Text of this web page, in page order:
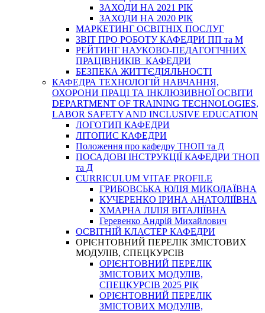
ЗАХОДИ НА 2021 РІК
ЗАХОДИ НА 2020 РІК
МАРКЕТИНГ ОСВІТНІХ ПОСЛУГ
3BIT ПРО РОБОТУ КАФЕДРИ ПП та М
РЕЙТИНГ НАУКОВО-ПЕДАГОГІЧНИХ
ПРАЦІВНИКІВ КАФЕДРИ
БЕЗПЕКА ЖИТТЄДІЯЛЬНОСТІ
КАФЕДРА ТЕХНОЛОГІЙ НАВЧАННЯ,
ОХОРОНИ ПРАЦІ ТА ІНКЛЮЗИВНОЇ ОСВІТИ
DEPARTMENT OF TRAINING TECHNOLOGIES,
LABOR SAFETY AND INCLUSIVE EDUCATION
ЛОГОТИП КАФЕДРИ
ЛІТОПИС КАФЕДРИ
Положення про кафедру ТНОП та Д
ПОСАДОВІ ІНСТРУКЦІЇ КАФЕДРИ ТНОП
та Д
CURRICULUM VITAE PROFILE
ГРИБОВСЬКА ЮЛІЯ МИКОЛАЇВНА
КУЧЕРЕНКО ІРИНА АНАТОЛІЇВНА
ХМАРНА ЛІЛІЯ ВІТАЛІЇВНА
Геревенко Андрій Михайлович
ОСВІТНІЙ КЛАСТЕР КАФЕДРИ
ОРІЄНТОВНИЙ ПЕРЕЛІК ЗМІСТОВИХ
МОДУЛІВ, СПЕЦКУРСІВ
ОРІЄНТОВНИЙ ПЕРЕЛІК
ЗМІСТОВИХ МОДУЛІВ,
СПЕЦКУРСІВ 2025 РІК
ОРІЄНТОВНИЙ ПЕРЕЛІК
ЗМІСТОВИХ МОДУЛІВ,